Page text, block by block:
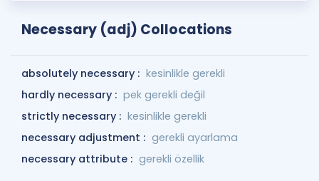
Necessary (adj) Collocations
absolutely necessary : kesinlikle gerekli
hardly necessary : pek gerekli değil
strictly necessary : kesinlikle gerekli
necessary adjustment : gerekli ayarlama
necessary attribute : gerekli özellik